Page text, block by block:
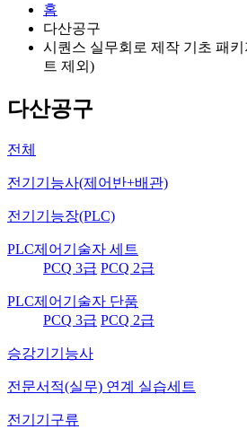
홈
다산공구
시퀀스 실무회로 제작 기초 패
트 제외)
다산공구
전체
전기기능사(제어반+배관)
전기기능장(PLC)
PLC제어기술자 세트
PCQ 3급 PCQ 2급
PLC제어기술자 단품
PCQ 3급 PCQ 2급
승강기기능사
전문서적(실무) 연계 실습세트
전기기구류